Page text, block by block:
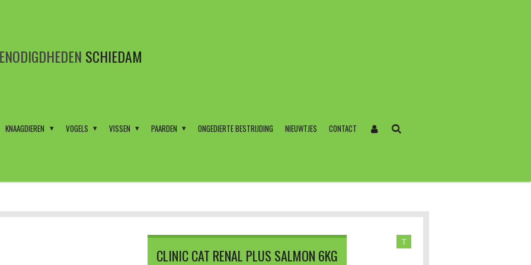
SCHIEDAM
KNAAGDIEREN VOGELS VISSEN PAARDEN ONGEDIERTE BESTRIJDING NIEUWTJES CONTACT
CLINIC CAT RENAL PLUS SALMON 6KG
T